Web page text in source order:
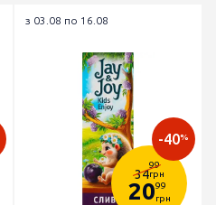
з 03.08 по 16.08
34
99
грн
2099
грн
-40%